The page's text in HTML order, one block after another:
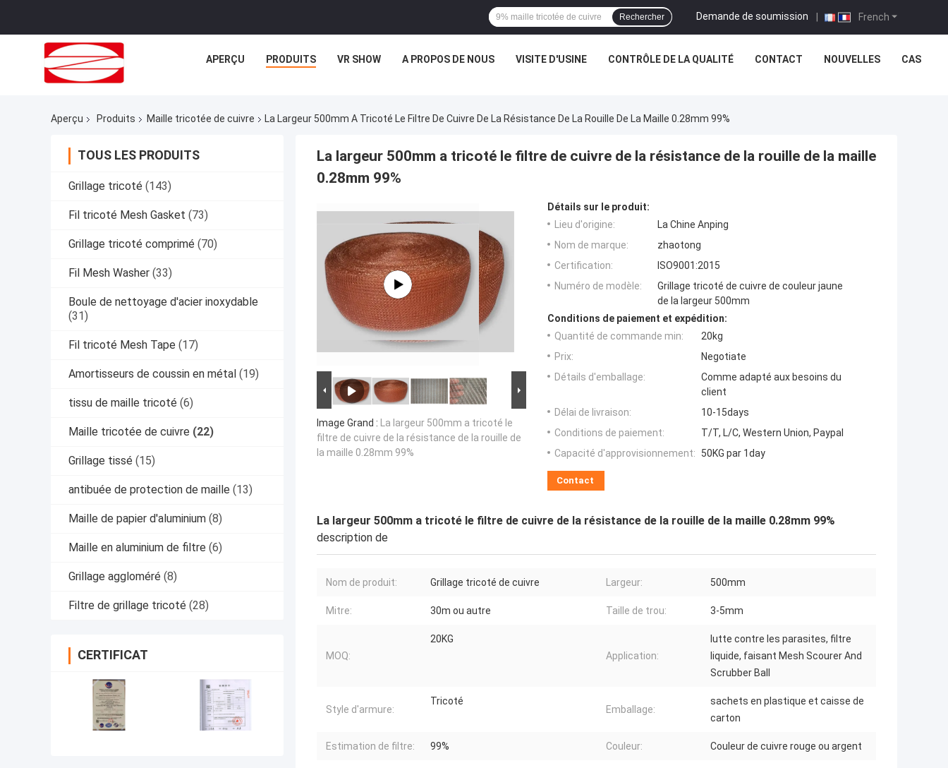
French
Demande de soumission |
Rechercher
APERÇU PRODUITS VR SHOW A PROPOS DE NOUS VISITE D'USINE CONTRÔLE DE LA QUALITÉ CONTACT NOUVELLES CAS
Aperçu Produits Maille tricotée de cuivre La Largeur 500mm A Tricoté Le Filtre De Cuivre De La Résistance De La Rouille De La Maille 0.28mm 99%
TOUS LES PRODUITS
Grillage tricoté (143)
Fil tricoté Mesh Gasket (73)
Grillage tricoté comprimé (70)
Fil Mesh Washer (33)
Boule de nettoyage d'acier inoxydable
(31)
Fil tricoté Mesh Tape (17)
Amortisseurs de coussin en métal (19)
tissu de maille tricoté (6)
Maille tricotée de cuivre (22)
Grillage tissé (15)
antibuée de protection de maille (13)
Maille de papier d'aluminium (8)
Maille en aluminium de filtre (6)
Grillage aggloméré (8)
Filtre de grillage tricoté (28)
CERTIFICAT
La largeur 500mm a tricoté le filtre de cuivre de la résistance de la rouille de la maille
0.28mm 99%
Image Grand : La largeur 500mm a tricoté le
filtre de cuivre de la résistance de la rouille de
la maille 0.28mm 99%
Détails sur le produit:
Lieu d'origine:
La Chine Anping
Nom de marque:
zhaotong
Certification:
ISO9001:2015
Numéro de modèle:
Grillage tricoté de cuivre de couleur jaune
de la largeur 500mm
Conditions de paiement et expédition:
Quantité de commande min:
20kg
Prix:
Negotiate
Détails d'emballage:
Comme adapté aux besoins du
client
Délai de livraison:
10-15days
Conditions de paiement:
T/T, L/C, Western Union, Paypal
Capacité d'approvisionnement:
50KG par 1day
Contact
La largeur 500mm a tricoté le filtre de cuivre de la résistance de la rouille de la maille 0.28mm 99%
description de
Nom de produit: Grillage tricoté de cuivre Largeur: 500mm
Mitre: 30m ou autre Taille de trou: 3-5mm
MOQ:
20KG
Application:
lutte contre les parasites, filtre
liquide, faisant Mesh Scourer And
Scrubber Ball
Style d'armure:
Tricoté
Emballage:
sachets en plastique et caisse de
carton
Estimation de filtre: 99% Couleur: Couleur de cuivre rouge ou argent